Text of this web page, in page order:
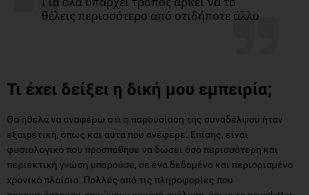
θέλεις περισσότερο από οτιδήποτε άλλο
Τι έχει δείξει η δική μου εμπειρία;
Θα ήθελα να αναφέρω ότι η παρουσίαση της συναδέλφου ήταν
εξαιρετική, όπως και αυτά που ανέφερε. Επίσης, είναι
φυσιολογικό που προσπάθησε να δώσει όσο περισσότερη και
περιεκτική γνώση μπορούσε, σε ένα δεδομένο και περιορισμένο
χρονικό πλαίσιο. Πολλές από τις πληροφορίες που